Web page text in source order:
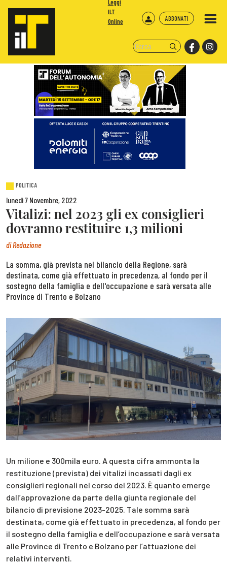
ABBONATI
Leggi
ILT
Online
POLITICA
lunedì 7 Novembre, 2022
Vitalizi: nel 2023 gli ex consiglieri
dovranno restituire 1,3 milioni
diRedazione
La somma, già prevista nel bilancio della Regione, sarà
destinata, come già effettuato in precedenza, al fondo per il
sostegno della famiglia e dell'occupazione e sarà versata alle
Province di Trento e Bolzano
Un milione e 300mila euro. A questa cifra ammonta la
restituzione (prevista) dei vitalizi incassati dagli ex
consiglieri regionali nel corso del 2023. È quanto emerge
dall’approvazione da parte della giunta regionale del
bilancio di previsione 2023-2025. Tale somma sarà
destinata, come già effettuato in precedenza, al fondo per
il sostegno della famiglia e dell’occupazione e sarà versata
alle Province di Trento e Bolzano per l’attuazione dei
relativi interventi.